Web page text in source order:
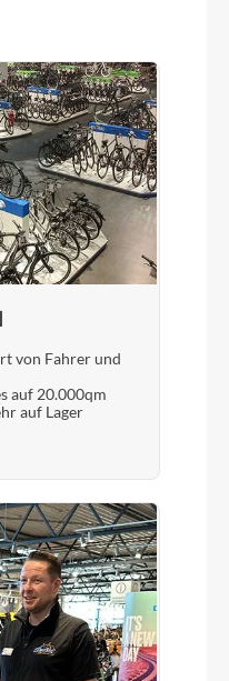
220-R4
Boost
Remote 100 mm
(M-XL)
34.9 mm
von Fahrer und
auf 20.000qm
auf Lager